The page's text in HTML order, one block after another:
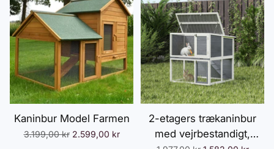
Kaninbur Model Farmen
Normalpris
3.199,00 kr 2.599,00 kr
2-etagers trækaninbur
med vejrbestandigt,